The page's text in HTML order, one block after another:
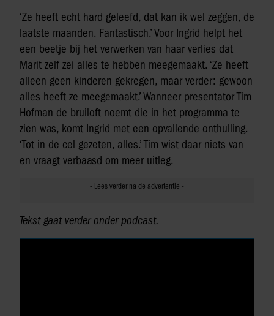
‘Ze heeft echt hard geleefd, dat kan ik wel zeggen, de
laatste maanden. Fantastisch.’ Voor Ingrid helpt het
een beetje bij het verwerken van haar verlies dat
Marit zelf zei alles te hebben meegemaakt. ‘Ze heeft
alleen geen kinderen gekregen, maar verder: gewoon
alles heeft ze meegemaakt.’ Wanneer presentator Tim
Hofman de bruiloft noemt die in het programma te
zien was, komt Ingrid met een opvallende onthulling.
‘Tot in de cel gezeten, alles.’ Tim wist daar niets van
en vraagt verbaasd om meer uitleg.
Tekst gaat verder onder podcast.